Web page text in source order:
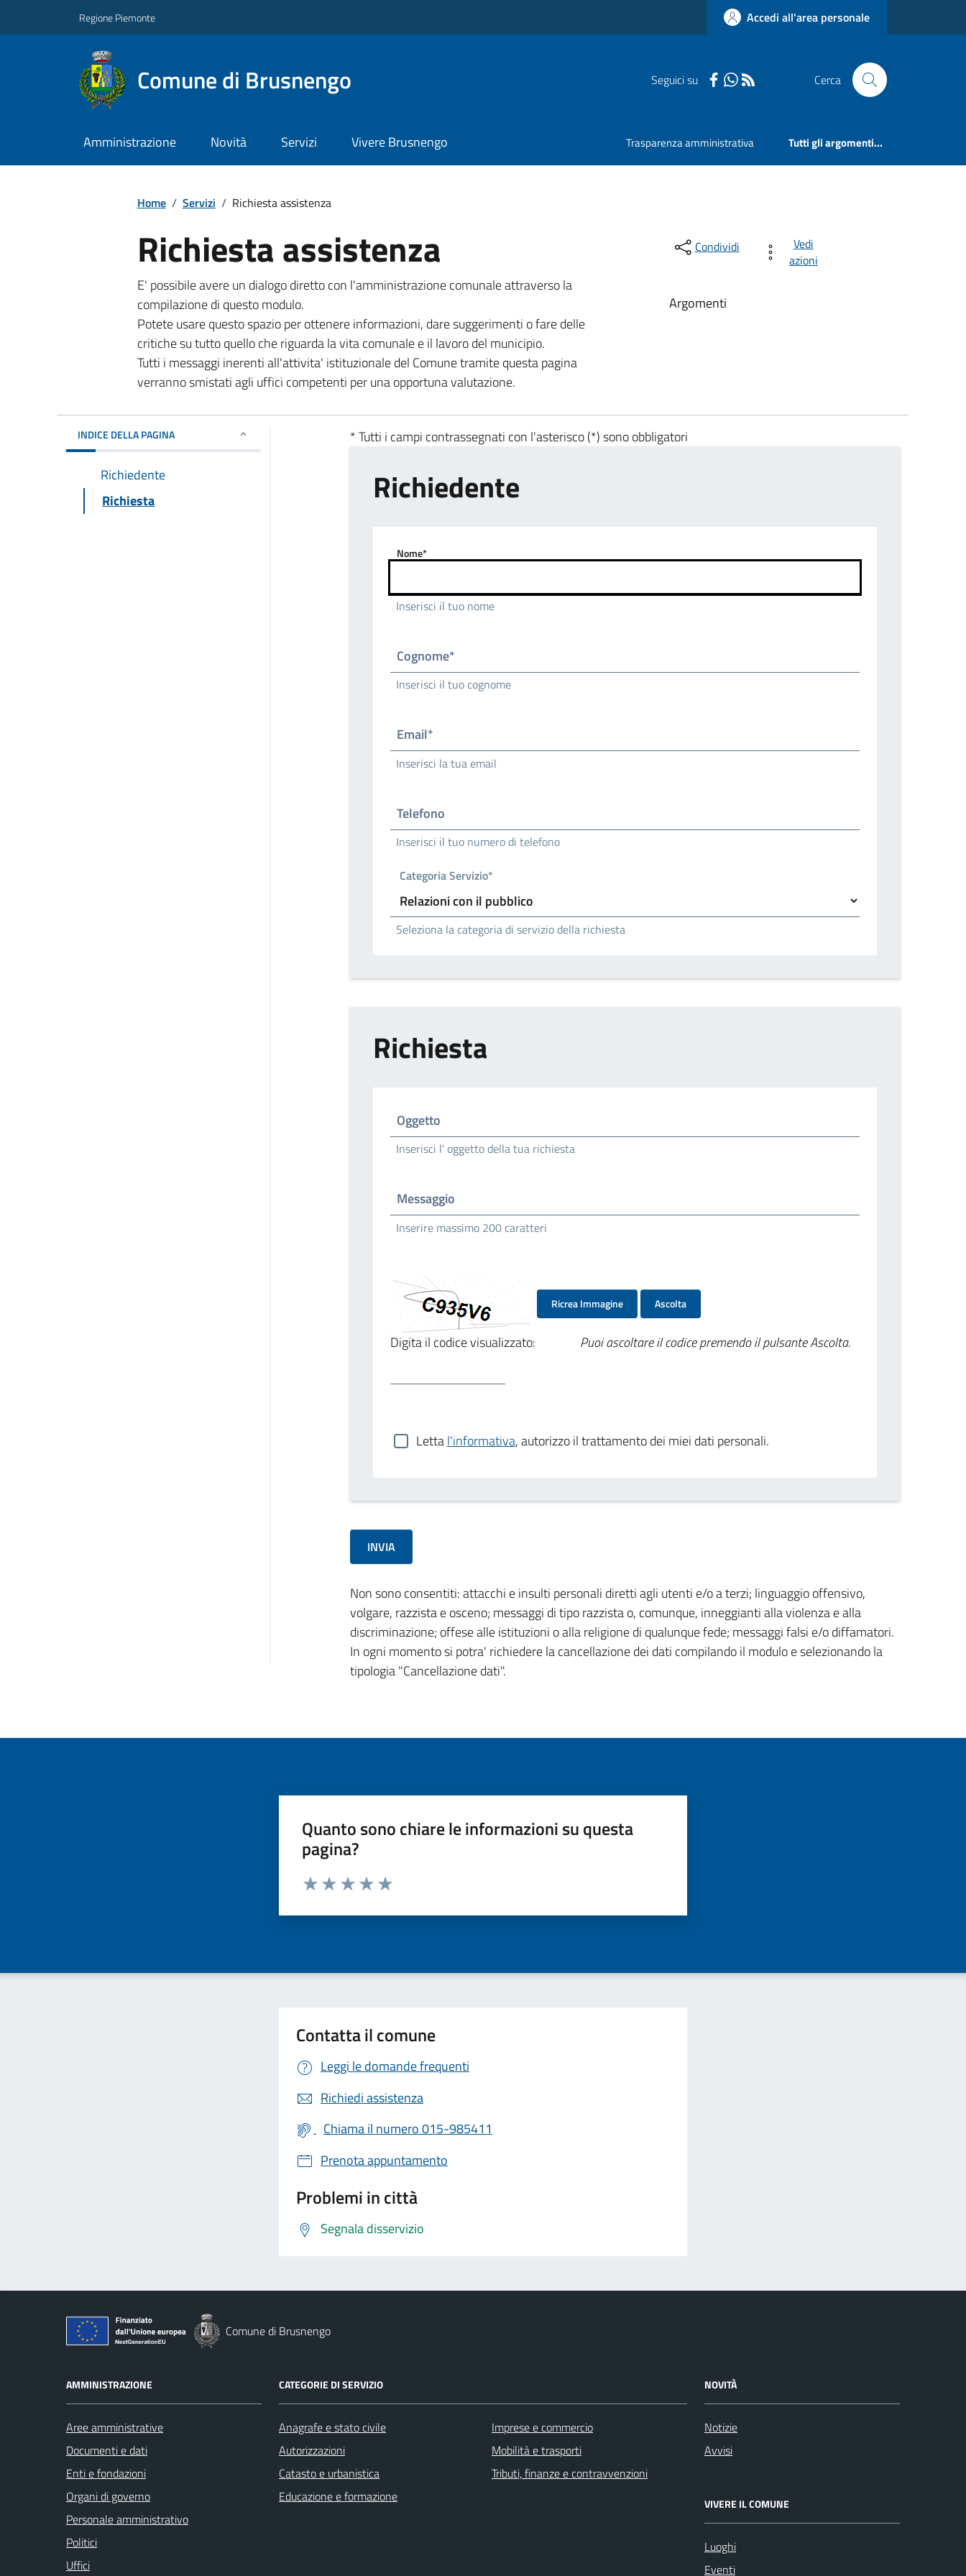
Regione Piemonte Accedi all'area personale
Comune di Brusnengo Seguici su Cerca
Amministrazione Novità Servizi Vivere Brusnengo Trasparenza amministrativa Tutti gli argomenti...
Home / Servizi / Richiesta assistenza
Richiesta assistenza
E' possibile avere un dialogo diretto con l'amministrazione comunale attraverso la
compilazione di questo modulo.
Potete usare questo spazio per ottenere informazioni, dare suggerimenti o fare delle
critiche su tutto quello che riguarda la vita comunale e il lavoro del municipio.
Tutti i messaggi inerenti all'attivita' istituzionale del Comune tramite questa pagina
verranno smistati agli uffici competenti per una opportuna valutazione.
Condividi
Vedi
azioni
Argomenti
INDICE DELLA PAGINA
Richiedente
Richiesta
* Tutti i campi contrassegnati con l'asterisco (*) sono obbligatori
Richiedente
Nome*
Inserisci il tuo nome
Cognome*
Inserisci il tuo cognome
Email*
Inserisci la tua email
Telefono
Inserisci il tuo numero di telefono
Categoria Servizio*
Seleziona la categoria di servizio della richiesta
Richiesta
Oggetto
Inserisci l' oggetto della tua richiesta
Messaggio
Inserire massimo 200 caratteri
Ricrea Immagine Ascolta
Digita il codice visualizzato: Puoi ascoltare il codice premendo il pulsante Ascolta.
Lettal'informativa, autorizzo il trattamento dei miei dati personali.
Non sono consentiti: attacchi e insulti personali diretti agli utenti e/o a terzi; linguaggio offensivo,
volgare, razzista e osceno; messaggi di tipo razzista o, comunque, inneggianti alla violenza e alla
discriminazione; offese alle istituzioni o alla religione di qualunque fede; messaggi falsi e/o diffamatori.
In ogni momento si potra' richiedere la cancellazione dei dati compilando il modulo e selezionando la
tipologia "Cancellazione dati".
Quanto sono chiare le informazioni su questa
pagina?
Valuta da 1 a 5 stelle la pagina
Contatta il comune
Leggi le domande frequenti
Richiedi assistenza
Chiama il numero 015-985411
Prenota appuntamento
Problemi in città
Segnala disservizio
Comune di Brusnengo
AMMINISTRAZIONE
Aree amministrative
Documenti e dati
Enti e fondazioni
Organi di governo
Personale amministrativo
Politici
Uffici
CATEGORIE DI SERVIZIO
Anagrafe e stato civile
Autorizzazioni
Catasto e urbanistica
Educazione e formazione
Imprese e commercio
Mobilità e trasporti
Tributi, finanze e contravvenzioni
NOVITÀ
Notizie
Avvisi
VIVERE IL COMUNE
Luoghi
Eventi